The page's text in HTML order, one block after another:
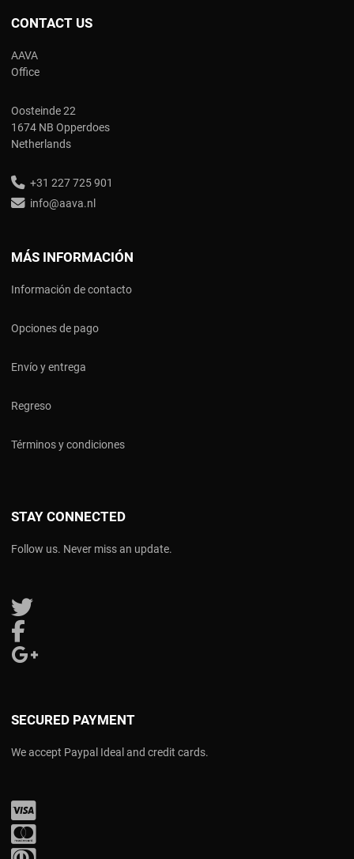
CONTACT US
AAVA
Office
Oosteinde 22
1674 NB Opperdoes
Netherlands
+31 227 725 901
info@aava.nl
MÁS INFORMACIÓN
Información de contacto
Opciones de pago
Envío y entrega
Regreso
Términos y condiciones
STAY CONNECTED
Follow us. Never miss an update.
Follow us on Twitter
SECURED PAYMENT
We accept Paypal Ideal and credit cards.